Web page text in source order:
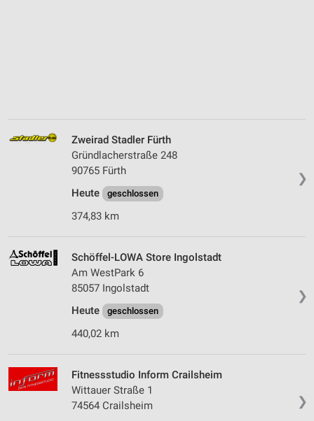
❯
Zweirad Stadler Fürth
Gründlacherstraße 248
90765 Fürth
Heute
geschlossen
374,83 km
❯
Schöffel-LOWA Store Ingolstadt
Am WestPark 6
85057 Ingolstadt
Heute
geschlossen
440,02 km
❯
Fitnessstudio Inform Crailsheim
Wittauer Straße 1
74564 Crailsheim